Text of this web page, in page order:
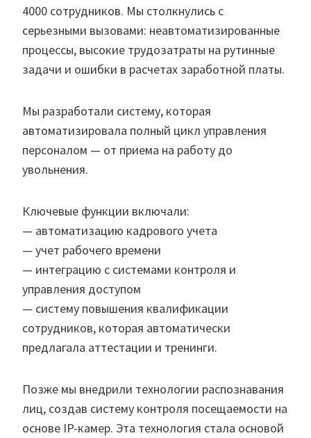
4000 сотрудников. Мы столкнулись с
серьезными вызовами: неавтоматизированные
процессы, высокие трудозатраты на рутинные
задачи и ошибки в расчетах заработной платы.
Мы разработали систему, которая
автоматизировала полный цикл управления
персоналом — от приема на работу до
увольнения.
Ключевые функции включали:
— автоматизацию кадрового учета
— учет рабочего времени
— интеграцию с системами контроля и
управления доступом
— систему повышения квалификации
сотрудников, которая автоматически
предлагала аттестации и тренинги.
Позже мы внедрили технологии распознавания
лиц, создав систему контроля посещаемости на
основе IP-камер. Эта технология стала основой